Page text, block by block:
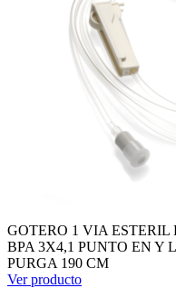
GOTERO 1 VIA
BPA 3X4,1 PUNTO EN Y
PURGA 190 CM
Ver producto